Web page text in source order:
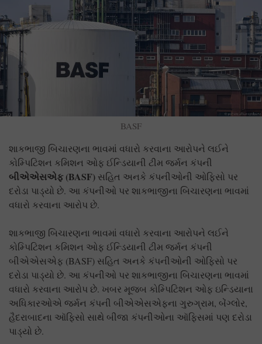
BASF
શાકભાજી બિચારણના ભાવમાં વધારો કરવાના આરોપને લઈને
કોમ્પિટિશન કમિશન ઓફ ઈન્ડિયાની ટીમ જર્મન કંપની
બીએએસએફ (BASF) સહિત અનકે કંપનીઓની ઓફિસો પર
દરોડા પાડ્યો છે. આ કંપનીઓ પર શાકભાજીના બિચારણના ભાવમાં
વધારો કરવાના આરોપ છે.
શાકભાજી બિચારણના ભાવમાં વધારો કરવાના આરોપને લઈને
કોમ્પિટિશન કમિશન ઓફ ઈન્ડિયાની ટીમ જર્મન કંપની
બીએએસએફ (BASF) સહિત અનકે કંપનીઓની ઓફિસો પર
દરોડા પાડ્યો છે. આ કંપનીઓ પર શાકભાજીના બિચારણના ભાવમાં
વધારો કરવાના આરોપ છે. ખબર મૂજબ કોમ્પિટિશન ઓફ ઇન્ડિયાના
અધિકારઓએ જર્મન કંપની બીએએસએફના ગુરુગ્રામ, બેંગ્લોર,
હૈદરાબાદના ઑફિસો સાથે બીજા કંપનીઓના ઑફિસમાં પણ દરોડા
પાડ્યો છે.